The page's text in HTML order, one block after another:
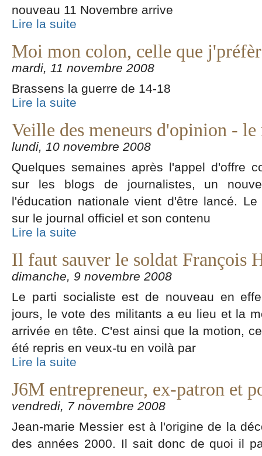
nouveau 11 Novembre arrive
Lire la suite
Moi mon colon, celle que
mardi, 11 novembre 2008
Brassens la guerre de 14-18
Lire la suite
Veille des meneurs d'opinion - le
lundi, 10 novembre 2008
Quelques semaines après l'appel d'offre
sur les blogs de journalistes, un
l'éducation nationale vient d'être lancé.
sur le journal officiel et son contenu
Lire la suite
Il faut sauver le soldat François
dimanche, 9 novembre 2008
Le parti socialiste est de nouveau en
jours, le vote des militants a eu lieu et la
arrivée en tête. C'est ainsi que la motion,
été repris en veux-tu en voilà par
Lire la suite
J6M entrepreneur, ex-patron et
vendredi, 7 novembre 2008
Jean-marie Messier est à l'origine de la
des années 2000. Il sait donc de quoi il